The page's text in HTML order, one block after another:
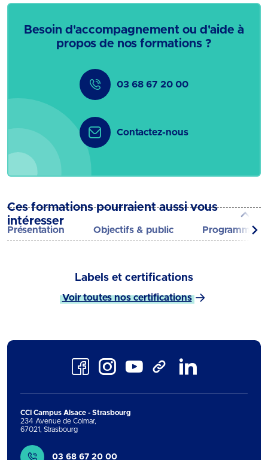
Présentation Objectifs & public Programme
Besoin d'accompagnement ou d'aide à
propos de nos formations ?
03 68 67 20 00
Contactez-nous
Ces formations pourraient aussi vous
intéresser
Labels et certifications
Voir toutes nos certifications
FacebookInstagramYoutube TikTok
CCI Campus Alsace - Strasbourg
234 Avenue de Colmar,
67021, Strasbourg
Contact
03 68 67 20 00